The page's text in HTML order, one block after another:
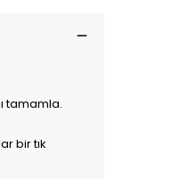
tamamla.
bir tık